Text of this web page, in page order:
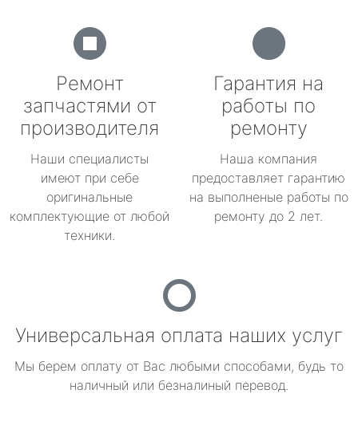
Ремонт
запчастями от
производителя
Наши специалисты
имеют при себе
оригинальные
комплектующие от любой
техники.
Гарантия на
работы по
ремонту
Наша компания
предоставляет гарантию
на выполненые работы по
ремонту до 2 лет.
Универсальная оплата наших услуг
Мы берем оплату от Вас любыми способами, будь то
наличный или безналиный перевод.